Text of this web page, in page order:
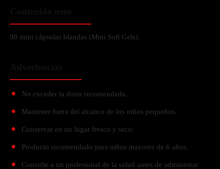
90 mini cápsulas blandas (Mini Soft Gels).
No exceder la dosis recomendada.
Mantener fuera del alcance de los niños pequeños.
Conservar en un lugar fresco y seco.
Producto recomendado para niños mayores de 6 años.
Consulte a un profesional de la salud antes de administrar